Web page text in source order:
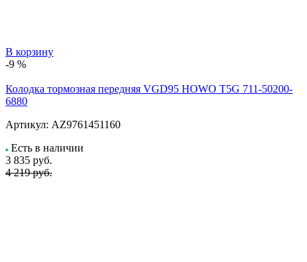
В корзину
-9 %
Колодка тормозная передняя VGD95 HOWO T5G 711-50200-
6880
Артикул: AZ9761451160
Есть в наличии
3 835 руб.
4 219 руб.